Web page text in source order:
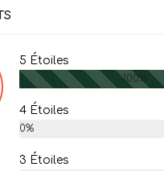
5 Étoiles
100%
4 Étoiles
0%
3 Étoiles